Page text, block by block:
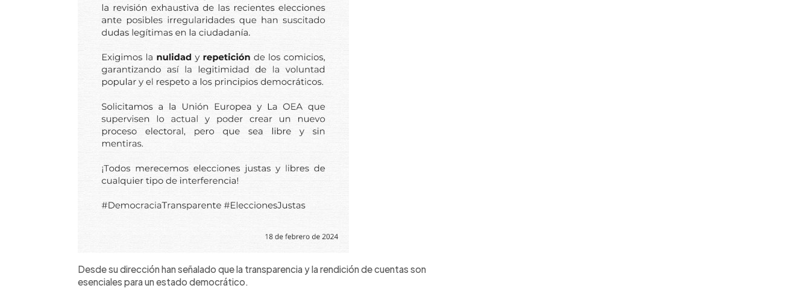
Desde su dirección han señalado que la transparencia y la rendición de cuentas son
esenciales para un estado democrático.